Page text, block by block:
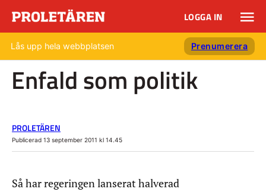
LOGGA IN
Lås upp hela webbplatsen Prenumerera
Enfald som politik
PROLETÄREN
Publicerad 13 september 2011 kl 14.45
Så har regeringen lanserat halverad